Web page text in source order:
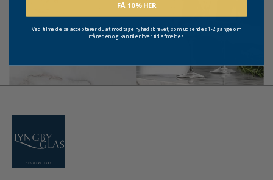
FÅ 10% HER
Ved tilmeldelse accepterer du at modtage nyhedsbrevet, som udsendes 1-2 gange om
måneden og kan til enhver tid afmeldes.